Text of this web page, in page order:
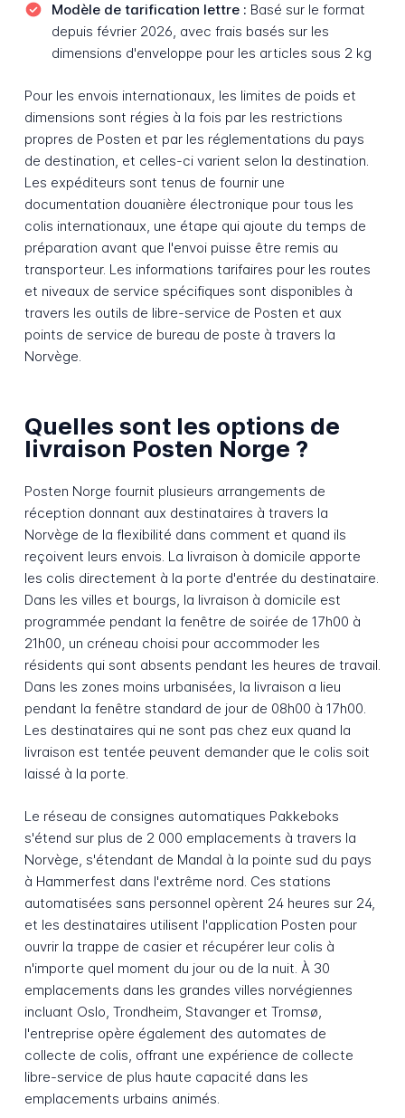
Modèle de tarification lettre : Basé sur le format
depuis février 2026, avec frais basés sur les
dimensions d'enveloppe pour les articles sous 2 kg
Pour les envois internationaux, les limites de poids et
dimensions sont régies à la fois par les restrictions
propres de Posten et par les réglementations du pays
de destination, et celles-ci varient selon la destination.
Les expéditeurs sont tenus de fournir une
documentation douanière électronique pour tous les
colis internationaux, une étape qui ajoute du temps de
préparation avant que l'envoi puisse être remis au
transporteur. Les informations tarifaires pour les routes
et niveaux de service spécifiques sont disponibles à
travers les outils de libre-service de Posten et aux
points de service de bureau de poste à travers la
Norvège.
Quelles sont les options de
livraison Posten Norge ?
Posten Norge fournit plusieurs arrangements de
réception donnant aux destinataires à travers la
Norvège de la flexibilité dans comment et quand ils
reçoivent leurs envois. La livraison à domicile apporte
les colis directement à la porte d'entrée du destinataire.
Dans les villes et bourgs, la livraison à domicile est
programmée pendant la fenêtre de soirée de 17h00 à
21h00, un créneau choisi pour accommoder les
résidents qui sont absents pendant les heures de travail.
Dans les zones moins urbanisées, la livraison a lieu
pendant la fenêtre standard de jour de 08h00 à 17h00.
Les destinataires qui ne sont pas chez eux quand la
livraison est tentée peuvent demander que le colis soit
laissé à la porte.
Le réseau de consignes automatiques Pakkeboks
s'étend sur plus de 2 000 emplacements à travers la
Norvège, s'étendant de Mandal à la pointe sud du pays
à Hammerfest dans l'extrême nord. Ces stations
automatisées sans personnel opèrent 24 heures sur 24,
et les destinataires utilisent l'application Posten pour
ouvrir la trappe de casier et récupérer leur colis à
n'importe quel moment du jour ou de la nuit. À 30
emplacements dans les grandes villes norvégiennes
incluant Oslo, Trondheim, Stavanger et Tromsø,
l'entreprise opère également des automates de
collecte de colis, offrant une expérience de collecte
libre-service de plus haute capacité dans les
emplacements urbains animés.